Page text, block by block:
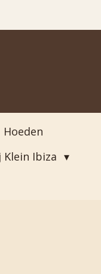
Hoeden
Ibiza